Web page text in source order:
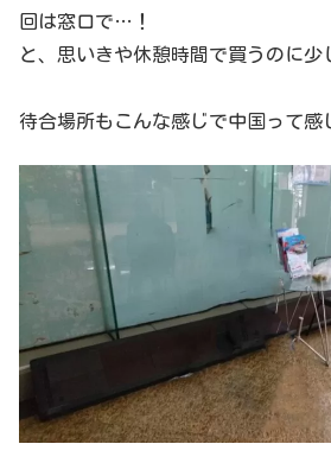
回は窓口で…！
と、思いきや休憩時間で買うのに少
待合場所もこんな感じで中国って感